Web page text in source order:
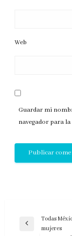
Web
Guardar mi
navegador para
Navegación
Todas
mujeres